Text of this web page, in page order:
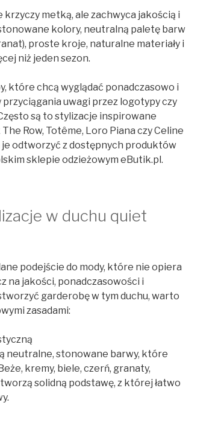
metką, ale zachwyca jakością i
kolory, neutralną paletę barw
proste kroje, naturalne materiały i
niż jeden sezon.
które chcą wyglądać ponadczasowo i
uwagi przez logotypy czy
są to stylizacje inspirowane
Row, Totême, Loro Piana czy Celine
je odtworzyć z dostępnych produktów
sklepie odzieżowym eButik.pl.
w duchu quiet
podejście do mody, które nie opiera
na jakości, ponadczasowości i
garderobę w tym duchu, warto
zasadami:
neutralne, stonowane barwy, które
kremy, biele, czerń, granaty,
solidną podstawę, z której łatwo